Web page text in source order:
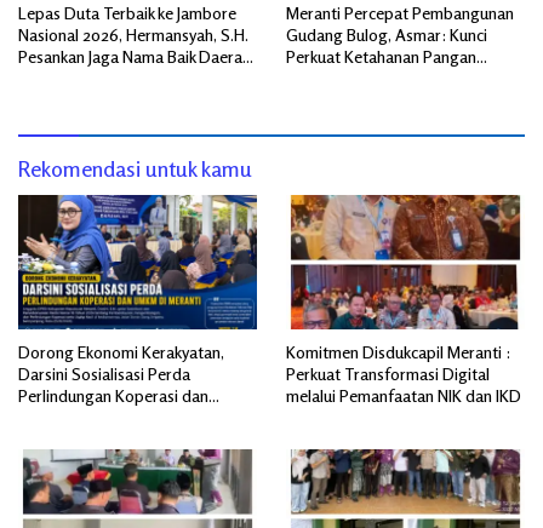
Lepas Duta Terbaik ke Jambore
Nasional 2026, Hermansyah, S.H.
Pesankan Jaga Nama Baik Daerah
Meranti Percepat Pembangunan
Gudang Bulog, Asmar: Kunci
Perkuat Ketahanan Pangan
Rekomendasi untuk kamu
Dorong Ekonomi Kerakyatan,
Darsini Sosialisasi Perda
Perlindungan Koperasi dan
Komitmen Disdukcapil Meranti :
Perkuat Transformasi Digital
melalui Pemanfaatan NIK dan IKD